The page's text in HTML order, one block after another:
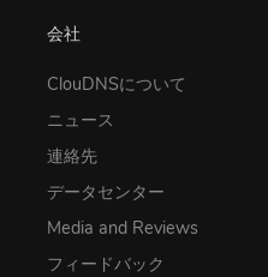
会社
ClouDNSについて
ニュース
連絡先
データセンター
Media and Reviews
フィードバック